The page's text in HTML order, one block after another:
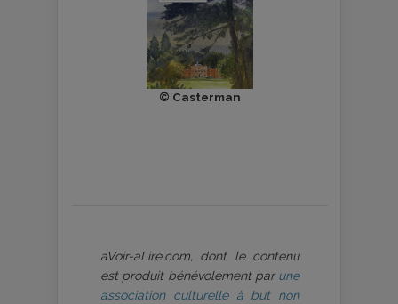
© Casterman
aVoir-aLire.com, dont le contenu
est produit bénévolement par une
association culturelle à but non